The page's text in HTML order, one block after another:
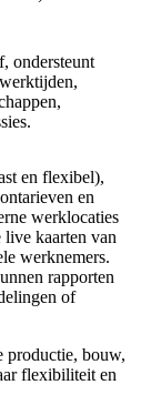
ondersteunt
en flexibel),
en
werklocaties
live kaarten van
werknemers.
rapporten
of
bouw,
flexibiliteit en